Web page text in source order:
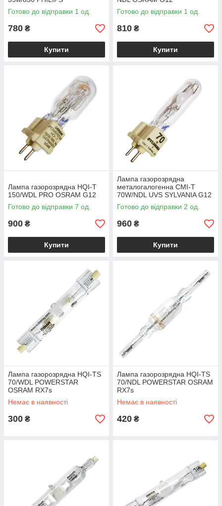
MASTERColour G8.5
Готово до відправки 1 од.
780 ₴
Купити
Готово до відправки 1 од.
810 ₴
Купити
Лампа газорозрядна HQI-T
150/WDL PRO OSRAM G12
Готово до відправки 7 од.
900 ₴
Купити
Лампа газорозрядна
металогалогенна CMI-T
70W/NDL UVS SYLVANIA G12
Готово до відправки 2 од.
960 ₴
Купити
Лампа газорозрядна HQI-TS
70/WDL POWERSTAR
OSRAM RX7s
Немає в наявності
300 ₴
Лампа газорозрядна HQI-TS
70/NDL POWERSTAR OSRAM
RX7s
Немає в наявності
420 ₴